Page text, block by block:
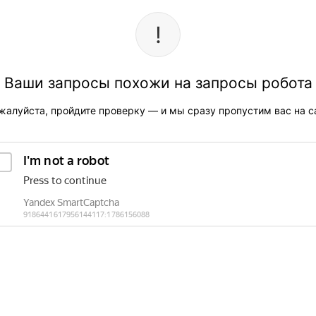
Ваши запросы похожи на запросы робота
пройдите проверку — и мы сразу пропустим вас на